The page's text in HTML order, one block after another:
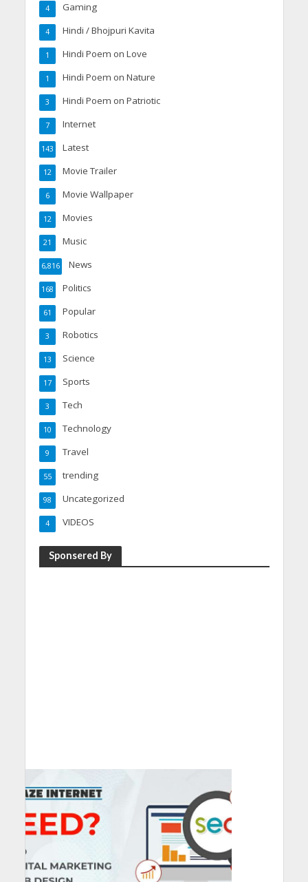
Gaming
4
Hindi / Bhojpuri Kavita
4
Hindi Poem on Love
1
Hindi Poem on Nature
1
Hindi Poem on Patriotic
3
Internet
7
Latest
143
Movie Trailer
12
Movie Wallpaper
6
Movies
12
Music
21
News
6,816
Politics
168
Popular
61
Robotics
3
Science
13
Sports
17
Tech
3
Technology
10
Travel
9
trending
55
Uncategorized
98
VIDEOS
4
Sponsered By